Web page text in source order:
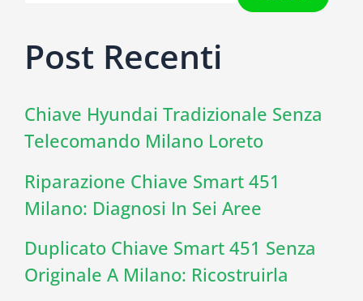
Post Recenti
Chiave Hyundai Tradizionale Senza
Telecomando Milano Loreto
Riparazione Chiave Smart 451
Milano: Diagnosi In Sei Aree
Duplicato Chiave Smart 451 Senza
Originale A Milano: Ricostruirla